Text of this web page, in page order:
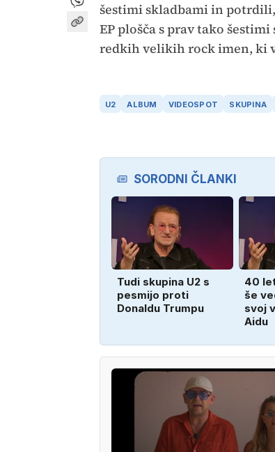
šestimi skladbami in
EP plošča s prav tako
redkih velikih rock imen, ki
U2 ALBUM VIDEOSPOT SKUPINA
SORODNI ČLANKI
Tudi skupina U2 s
pesmijo proti
Donaldu Trumpu
40
še
svoj
Aidu